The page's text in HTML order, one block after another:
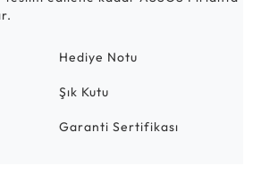
Hediye Notu
Şık Kutu
Garanti Sertifikası